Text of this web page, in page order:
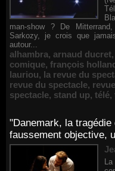
man-show ? De
Sarkozy, je crois que
autour...
alhambra, arnaud ducret,
comique, françois
lauriou, la revue du
revue du spectacle,
spectacle, stand up, télé,
"Danemark, la
faussement objective,